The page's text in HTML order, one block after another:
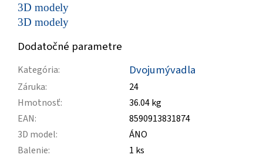
3D modely
3D modely
Dodatočné parametre
Kategória: Dvojumývadla
Záruka:
24
Hmotnosť:
36.04 kg
EAN:
8590913831874
3D model:
ÁNO
Balenie:
1 ks